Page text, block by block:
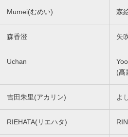
Mumei(むめい) 森
森香澄 矢
Uchan
(髙
吉田朱里(アカリン) よ
RIEHATA(リエハタ)